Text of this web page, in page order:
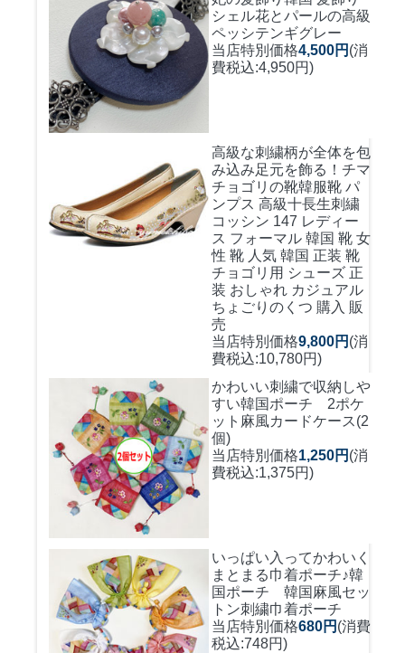
シェル花とパールの高級
ペッシテンギグレー
当店特別価格4,500円 (消
費税込:4,950円)
高級な刺繍柄が全体を包
み込み足元を飾る！ チマ
チョゴリの靴韓服靴 パ
ンプス 高級十長生刺繍
コッシン 147 レディー
ス フォーマル 韓国 靴 女
性 靴 人気 韓国 正装 靴
チョゴリ用 シューズ 正
装 おしゃれ カジュアル
ちょごりのくつ 購入 販
売
当店特別価格9,800円 (消
費税込:10,780円)
かわいい刺繍で収納しや
すい韓国ポーチ 2ポケ
ット麻風カードケース(2
個)
当店特別価格1,250円 (消
費税込:1,375円)
いっぱい入ってかわいく
まとまる巾着ポーチ♪韓
国ポーチ 韓国麻風セッ
トン刺繍巾着ポーチ
当店特別価格680円 (消費
税込:748円)